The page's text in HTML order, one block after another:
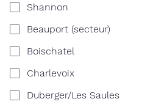
Shannon
Beauport (secteur)
Boischatel
Charlevoix
Duberger/Les Saules